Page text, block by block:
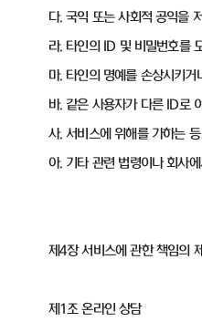
다. 국익 또는 사회적 공익을
라. 타인의 ID 및 비밀번호를
마. 타인의 명예를 손상시키
바. 같은 사용자가 다른 ID로
사. 서비스에 위해를 가하는
아. 기타 관련 법령이나 회사
제4장 서비스에 관한 책임의
제1조 온라인 상담